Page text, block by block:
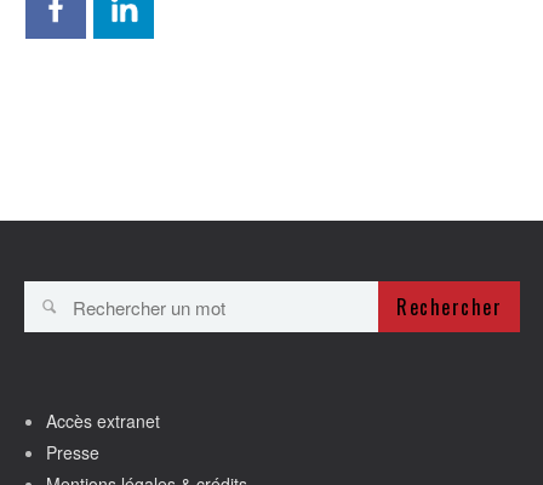
Rechercher
Accès extranet
Presse